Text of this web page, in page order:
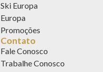
Ski Europa
Europa
Promoções
Contato
Fale Conosco
Trabalhe Conosco